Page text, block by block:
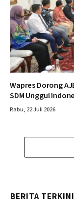
Wapres Dorong
SDM Unggul
Rabu, 22 Juli 2026
BERITA TERKINI